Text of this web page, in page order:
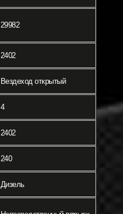
29982
2402
Вездеход открытый
4
2402
240
Дизель